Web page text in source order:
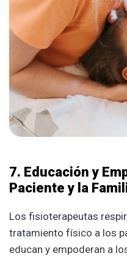
7. Educación y
Paciente y la
Los fisioterapeutas
tratamiento físico a los
educan y empoderan a